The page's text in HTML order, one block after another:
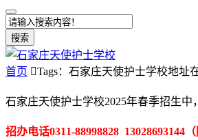
搜索
首页 Tags：石家庄天使护士学校地址
石家庄天使护士学校2025年春季招生中
招办电话0311-88998828 13028693144（